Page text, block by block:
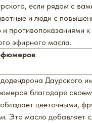
если рядом с
и люди с
и противопоказаниями к
эфирного масла.
Даурского
благодаря
цветочными,
Это масло добавляет